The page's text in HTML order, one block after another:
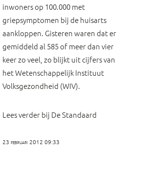
inwoners op 100.000 met
griepsymptomen bij de huisarts
aankloppen. Gisteren waren dat er
gemiddeld al 585 of meer dan vier
keer zo veel, zo blijkt uit cijfers van
het Wetenschappelijk Instituut
Volksgezondheid (WIV).
Lees verder bij De Standaard
23 februari 2012 09:33